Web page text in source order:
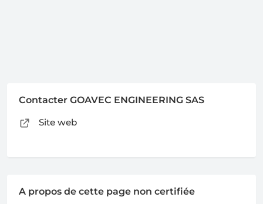
Contacter GOAVEC ENGINEERING SAS
Site web
A propos de cette page non certifiée